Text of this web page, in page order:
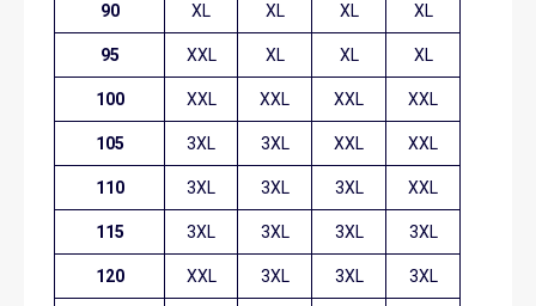
90 XL XL XL XL
95 XXL XL XL XL
100 XXL XXL XXL XXL
105 3XL 3XL XXL XXL
110 3XL 3XL 3XL XXL
115 3XL 3XL 3XL 3XL
120 XXL 3XL 3XL 3XL